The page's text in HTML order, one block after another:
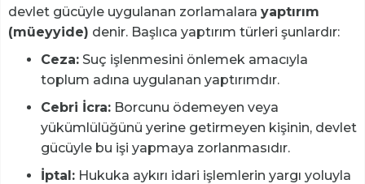
devlet gücüyle uygulanan zorlamalara yaptırım
(müeyyide) denir. Başlıca yaptırım türleri şunlardır:
Ceza: Suç işlenmesini önlemek amacıyla
toplum adına uygulanan yaptırımdır.
Cebri İcra: Borcunu ödemeyen veya
yükümlülüğünü yerine getirmeyen kişinin, devlet
gücüyle bu işi yapmaya zorlanmasıdır.
İptal: Hukuka aykırı idari işlemlerin yargı yoluyla